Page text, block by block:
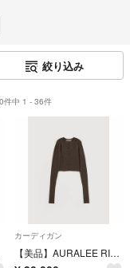
絞り込み
件中 1 - 36件
カーディガン
【美品】AURALEE RIB KNIT SHORT CARDIGAN